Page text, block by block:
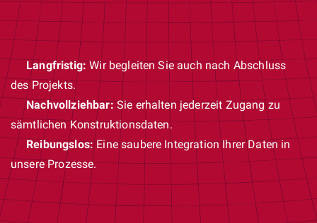
Langfristig:Wir begleiten Sie auch nach Abschluss
des Projekts.
Nachvollziehbar:Sie erhalten jederzeit Zugang zu
sämtlichen Konstruktionsdaten.
Reibungslos:Eine saubere Integration Ihrer Daten in
unsere Prozesse.